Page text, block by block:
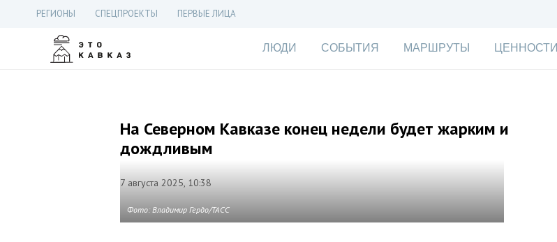
РЕГИОНЫ СПЕЦПРОЕКТЫ ПЕРВЫЕ ЛИЦА
ЛЮДИ СОБЫТИЯ МАРШРУТЫ ЦЕННОСТИ
На Северном Кавказе конец недели будет жарким и
дождливым
7 августа 2025, 10:38
Фото: Владимир Гердо/ТАСС